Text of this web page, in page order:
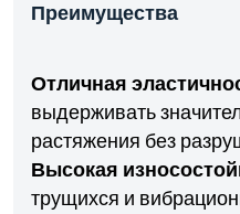
Преимущества
Отличная
выдерживать
растяжения без
Высокая
трущихся и